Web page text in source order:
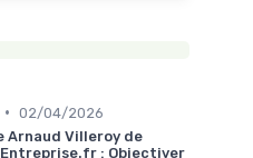
• 02/04/2026
Arnaud Villeroy de
: Objectiver